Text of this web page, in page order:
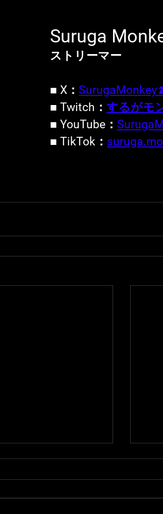
Suruga
ストリーマー
■ X：
■ Twitch： するがモ
■ YouTube：
■ TikTok：